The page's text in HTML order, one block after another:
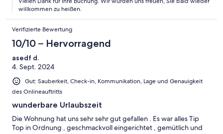
willkommen zu heißen.
Verifizierte Bewertung
10/10 – Hervorragend
asedf d.
4. Sept. 2024
Gut: Sauberkeit, Check-in, Kommunikation, Lage und Genauigkeit
des Onlineauftritts
wunderbare Urlaubszeit
Die Wohnung hat uns sehr sehr gut gefallen . Es war alles Tip
Top in Ordnung , geschmackvoll eingerichtet , gemütlich und